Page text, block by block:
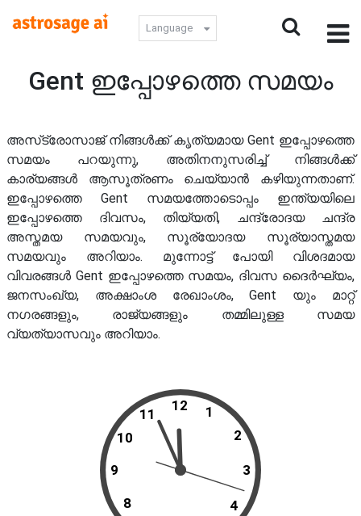
Language
Gent ഇപ്പോഴത്തെ സമയം
അസ്‌ട്രോസാജ് നിങ്ങൾക്ക് കൃത്യമായ Gent ഇപ്പോഴത്തെ
സമയം പറയുന്നു, അതിനനുസരിച്ച് നിങ്ങൾക്ക്
കാര്യങ്ങൾ ആസൂത്രണം ചെയ്യാൻ കഴിയുന്നതാണ്.
ഇപ്പോഴത്തെ Gent സമയത്തോടൊപ്പം ഇന്ത്യയിലെ
ഇപ്പോഴത്തെ ദിവസം, തിയ്യതി, ചന്ദ്രോദയ ചന്ദ്ര
അസ്തമയ സമയവും, സൂര്യോദയ സൂര്യാസ്തമയ
സമയവും അറിയാം. മുന്നോട്ട് പോയി വിശദമായ
വിവരങ്ങൾ Gent ഇപ്പോഴത്തെ സമയം, ദിവസ ദൈർഘ്യം,
ജനസംഖ്യ, അക്ഷാംശ രേഖാംശം, Gent യും മാറ്റ്
നഗരങ്ങളും, രാജ്യങ്ങളും തമ്മിലുള്ള സമയ
വ്യത്യാസവും അറിയാം.
12
11
10
9
8 4
3
2
1